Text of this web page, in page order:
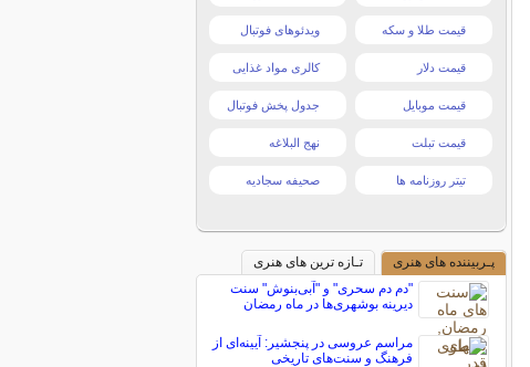
قیمت طلا و سکه ویدئوهای فوتبال
قیمت دلار کالری مواد غذایی
قیمت موبایل جدول پخش فوتبال
قیمت تبلت نهج البلاغه
تیتر روزنامه ها صحیفه سجادیه
پـربیننده های هنری
تـازه ترین های هنری
"دم دم سحری" و "آبی‌بنوش" سنت
دیرینه بوشهری‌ها در ماه رمضان
مراسم عروسی در پنجشیر: آیینه‌ای از
فرهنگ و سنت‌های تاریخی